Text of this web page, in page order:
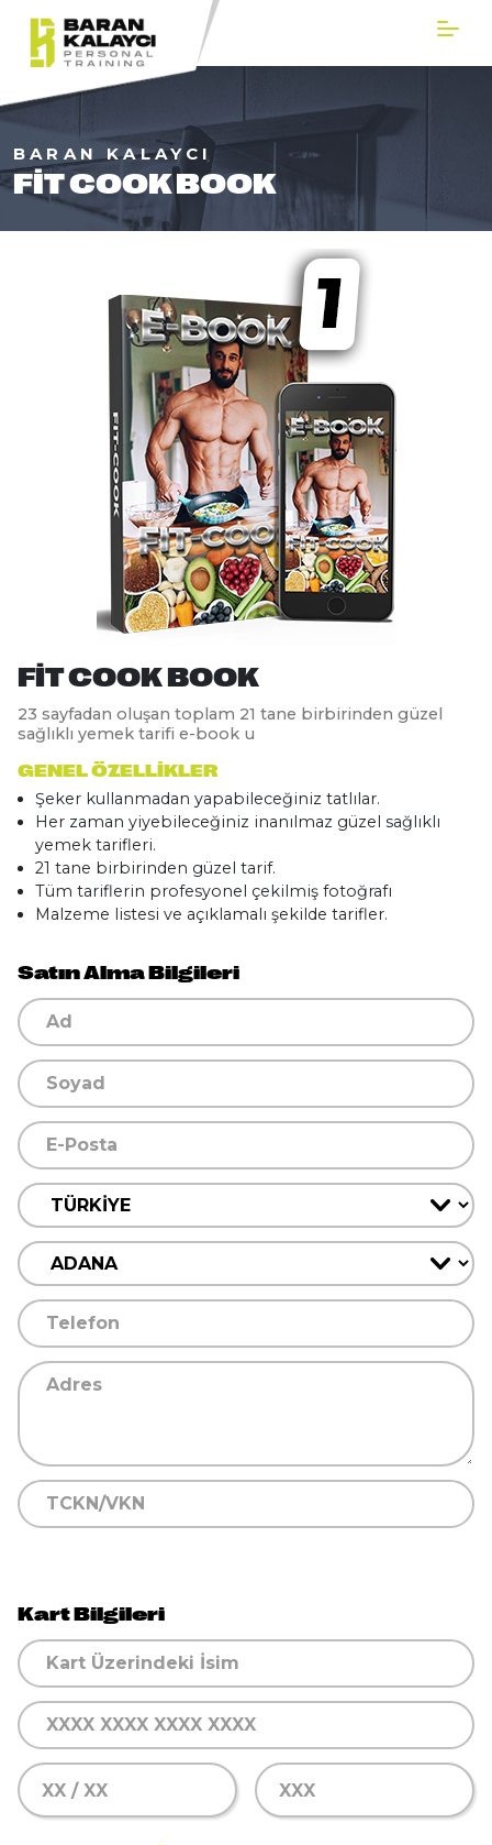
BARAN KALAYCI
FIT COOK BOOK
FIT COOK BOOK
23 sayfadan oluşan toplam 21 tane birbirinden güzel
sağlıklı yemek tarifi e-book u
GENEL ÖZELLIKLER
Şeker kullanmadan yapabileceğiniz tatlılar.
Her zaman yiyebileceğiniz inanılmaz güzel sağlıklı
yemek tarifleri.
21 tane birbirinden güzel tarif.
Tüm tariflerin profesyonel çekilmiş fotoğrafı
Malzeme listesi ve açıklamalı şekilde tarifler.
Satın Alma Bilgileri
Kart Bilgileri